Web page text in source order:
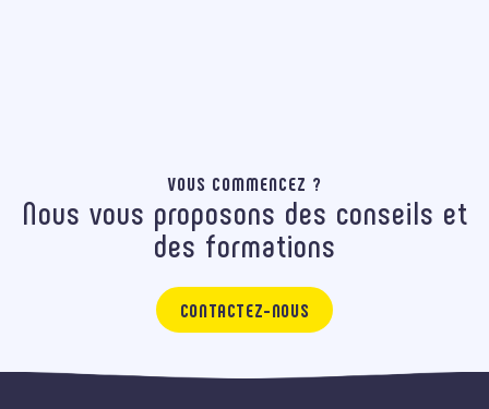
VOUS COMMENCEZ ?
Nous vous proposons des conseils et
des formations
CONTACTEZ-NOUS